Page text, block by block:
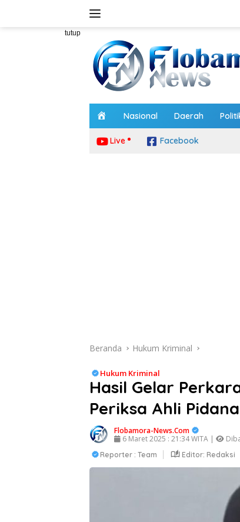
tutup
o
m
e
Nasional Daerah
Live Facebook
Beranda Hukum Kriminal
Hukum Kriminal
Hasil Gelar
Periksa Ahli Pidana
Flobamora-News.Com
6 Maret 2025 : 21:34 WITA |
Reporter : Team Editor: Redaksi